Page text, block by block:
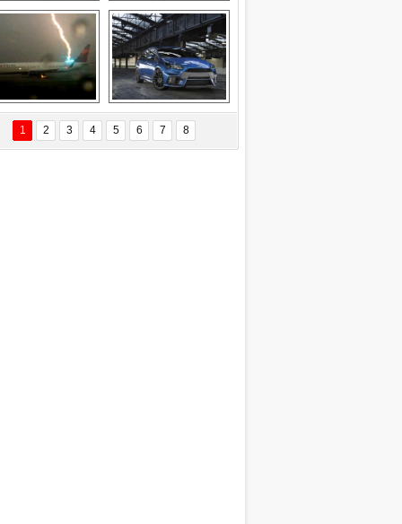
Savaş uçağı
pilotundan
muhteşem gösteri
Sony Alpha 7R II ön
inceleme
Delta uçağına
yıldırım çarptı
Ford Focus RS
(2015)
1 2 3 4 5 6 7 8